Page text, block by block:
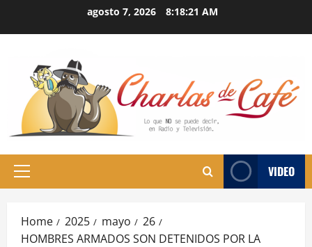
agosto 7, 2026 8:18:22 AM
Primary
VIDEO
Home 2025 mayo
26
HOMBRES ARMADOS SON DETENIDOS POR LA